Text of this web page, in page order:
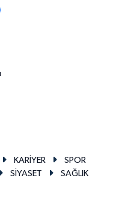
KARİYER
SPOR
SİYASET
SAĞLIK